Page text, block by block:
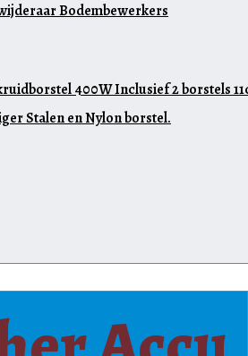
Bodembewerkers
400W Inclusief 2 borstels
Stalen en Nylon borstel.